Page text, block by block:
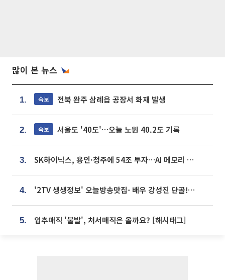
많이 본 뉴스
1. 속보 전북 완주 삼례읍 공장서 화재 발생
2. 속보 서울도 '40도'…오늘 노원 40.2도 기록
3. SK하이닉스, 용인·청주에 54조 투자…AI 메모리 생산기지 키운다
4. '2TV 생생정보' 오늘방송맛집- 배우 강성진 단골! 쌀국수ㆍ푸팟퐁 커리 맛집 '블○○○'
5. 입추매직 '불발', 처서매직은 올까요? [해시태그]